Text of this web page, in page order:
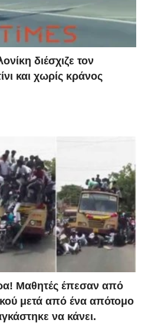
διέσχιζε τον
και χωρίς κράνος
Μαθητές έπεσαν από
μετά από ένα απότομο
να κάνει.